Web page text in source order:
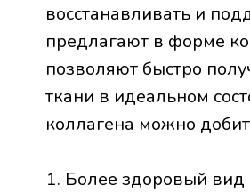
восстанавливать и
предлагают в форме
позволяют быстро
ткани в идеальном
коллагена можно
Более здоровый вид